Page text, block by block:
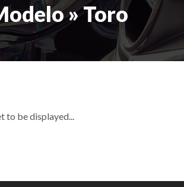
» Toro
to be displayed...